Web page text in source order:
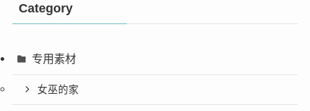
Category
专用素材
女巫的家